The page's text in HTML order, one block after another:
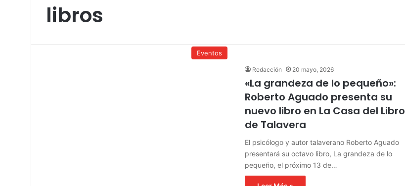
libros
Eventos
Redacción 20 mayo, 2026
«La grandeza de lo pequeño»:
Roberto Aguado presenta su
nuevo libro en La Casa del Libro
de Talavera
El psicólogo y autor talaverano Roberto Aguado
presentará su octavo libro, La grandeza de lo
pequeño, el próximo 13 de…